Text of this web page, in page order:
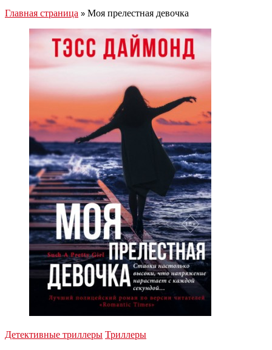
Главная страница » Моя прелестная девочка
Детективные триллеры Триллеры